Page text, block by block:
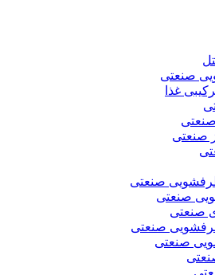
صنعتی
غذا
صنعتی
صنعتی
صنعتی
صنعتی
صنعتی
صنعتی